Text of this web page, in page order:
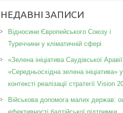
НЕДАВНІ ЗАПИСИ
Відносини Європейського Союзу і
Туреччини у кліматичній сфері
«Зелена ініціатива Саудівської
«Середньосхідна зелена ініціатива» у
контексті реалізації стратегії Vision
Військова допомога малих держав: